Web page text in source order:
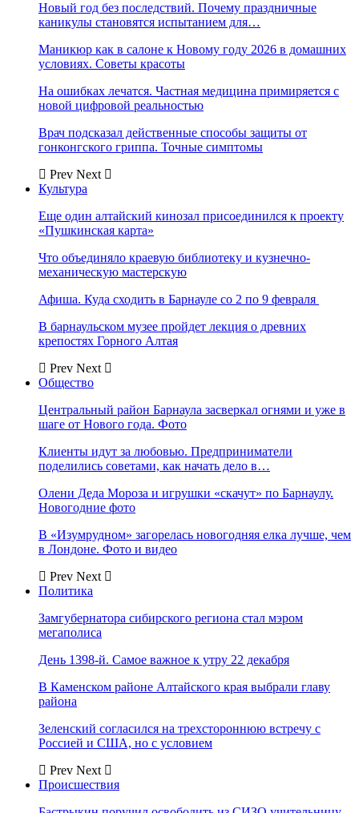
Новый год без последствий. Почему праздничные
каникулы становятся испытанием для…
Маникюр как в салоне к Новому году 2026 в домашних
условиях. Советы красоты
На ошибках лечатся. Частная медицина примиряется с
новой цифровой реальностью
Врач подсказал действенные способы защиты от
гонконгского гриппа. Точные симптомы
Prev Next
Культура
Еще один алтайский кинозал присоединился к проекту
«Пушкинская карта»
Что объединяло краевую библиотеку и кузнечно-
механическую мастерскую
Афиша. Куда сходить в Барнауле со 2 по 9 февраля
В барнаульском музее пройдет лекция о древних
крепостях Горного Алтая
Prev Next
Общество
Центральный район Барнаула засверкал огнями и уже в
шаге от Нового года. Фото
Клиенты идут за любовью. Предприниматели
поделились советами, как начать дело в…
Олени Деда Мороза и игрушки «скачут» по Барнаулу.
Новогодние фото
В «Изумрудном» загорелась новогодняя елка лучше, чем
в Лондоне. Фото и видео
Prev Next
Политика
Замгубернатора сибирского региона стал мэром
мегаполиса
День 1398-й. Самое важное к утру 22 декабря
В Каменском районе Алтайского края выбрали главу
района
Зеленский согласился на трехстороннюю встречу с
Россией и США, но с условием
Prev Next
Происшествия